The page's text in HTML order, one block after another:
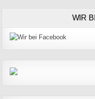
WIR